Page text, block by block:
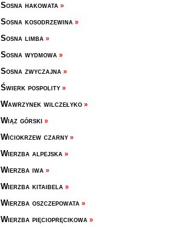
Sosna hakowata »
Sosna kosodrzewina »
Sosna limba »
Sosna wydmowa »
Sosna zwyczajna »
Świerk pospolity »
Wawrzynek wilczełyko »
Wiąz górski »
Wiciokrzew czarny »
Wierzba alpejska »
Wierzba iwa »
Wierzba kitaibela »
Wierzba oszczepowata »
Wierzba pięciopręcikowa »